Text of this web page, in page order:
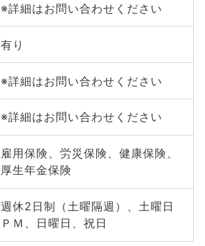
※詳細はお問い合わせください
有り
※詳細はお問い合わせください
※詳細はお問い合わせください
雇用保険、労災保険、健康保険、
厚生年金保険
週休2日制（土曜隔週）、土曜日
ＰＭ、日曜日、祝日